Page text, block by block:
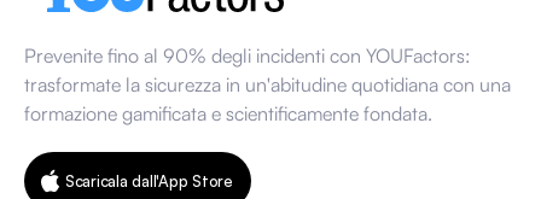
Prevenite fino al 90% degli incidenti con YOUFactors:
trasformate la sicurezza in un'abitudine quotidiana con una
formazione gamificata e scientificamente fondata.
Scaricala dall'App Store